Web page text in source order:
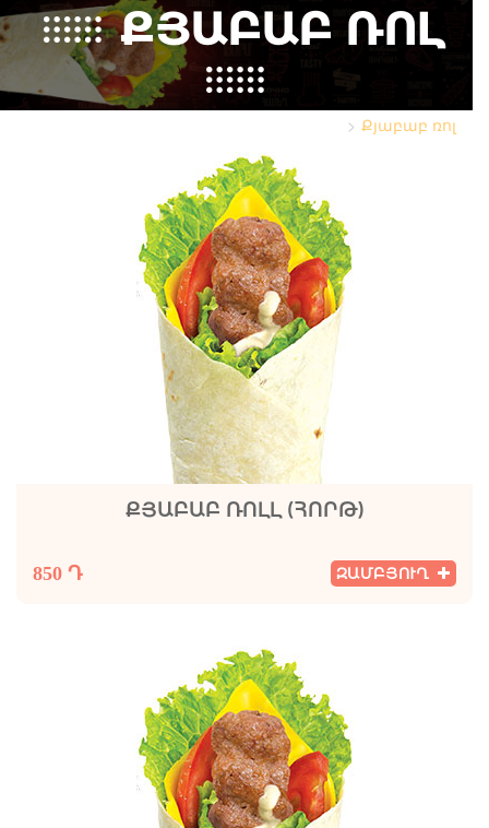
Քյաբաբ ռոլ
ՔՅԱԲԱԲ ՌՈԼ
ՔՅԱԲԱԲ ՌՈԼԼ (ՀՈՐԹ)
850 Դ ԶԱՄԲՅՈՒՂ